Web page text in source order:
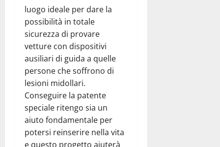
luogo ideale per dare la
possibilità in totale
sicurezza di provare
vetture con dispositivi
ausiliari di guida a quelle
persone che soffrono di
lesioni midollari.
Conseguire la patente
speciale ritengo sia un
aiuto fondamentale per
potersi reinserire nella vita
e questo progetto aiuterà